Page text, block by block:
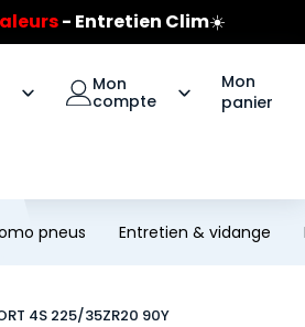
- Entretien Clim☀️
pneus Bridgestone
sur les pneus Bridgestone
Mon
compte
Mon
panier
pneus Entretien & vidange
4S 225/35ZR20 90Y